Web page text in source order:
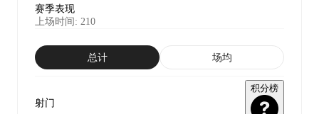
赛季表现
上场时间 : 210
总计 场均
射门
积分榜